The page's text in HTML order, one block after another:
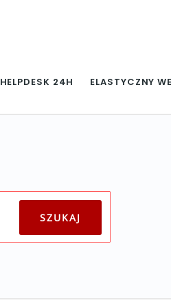
HELPDESK 24H ELASTYCZNY